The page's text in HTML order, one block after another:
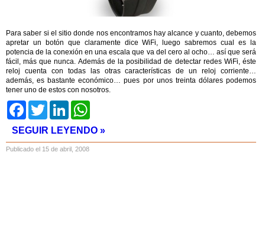
Para saber si el sitio donde nos encontramos hay alcance y cuanto, debemos
apretar un botón que claramente dice WiFi, luego sabremos cual es la
potencia de la conexión en una escala que va del cero al ocho… así que será
fácil, más que nunca. Además de la posibilidad de detectar redes WiFi, éste
reloj cuenta con todas las otras características de un reloj corriente…
además, es bastante económico… pues por unos treinta dólares podemos
tener uno de estos con nosotros.
FacebookTwitter LinkedIn
SEGUIR LEYENDO »
Publicado el 15 de abril, 2008